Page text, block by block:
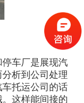
车厂是展现汽
析到公司处理
托运公司的话
这样能间接的